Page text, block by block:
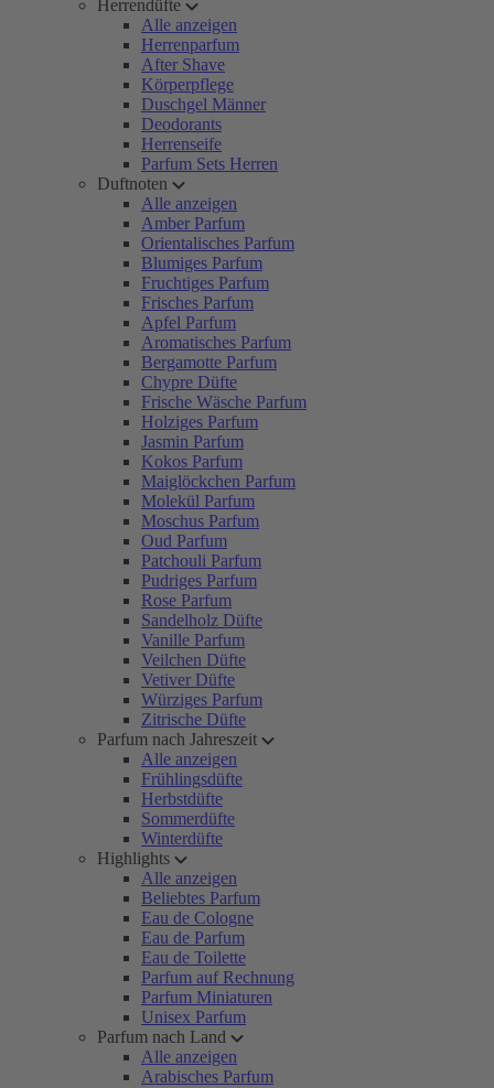
Herrendüfte
Alle anzeigen
Herrenparfum
After Shave
Körperpflege
Duschgel Männer
Deodorants
Herrenseife
Parfum Sets Herren
Duftnoten
Alle anzeigen
Amber Parfum
Orientalisches Parfum
Blumiges Parfum
Fruchtiges Parfum
Frisches Parfum
Apfel Parfum
Aromatisches Parfum
Bergamotte Parfum
Chypre Düfte
Frische Wäsche Parfum
Holziges Parfum
Jasmin Parfum
Kokos Parfum
Maiglöckchen Parfum
Molekül Parfum
Moschus Parfum
Oud Parfum
Patchouli Parfum
Pudriges Parfum
Rose Parfum
Sandelholz Düfte
Vanille Parfum
Veilchen Düfte
Vetiver Düfte
Würziges Parfum
Zitrische Düfte
Parfum nach Jahreszeit
Alle anzeigen
Frühlingsdüfte
Herbstdüfte
Sommerdüfte
Winterdüfte
Highlights
Alle anzeigen
Beliebtes Parfum
Eau de Cologne
Eau de Parfum
Eau de Toilette
Parfum auf Rechnung
Parfum Miniaturen
Unisex Parfum
Parfum nach Land
Alle anzeigen
Arabisches Parfum